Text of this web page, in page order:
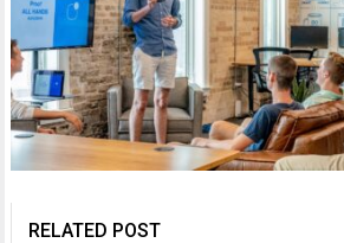
RELATED POST